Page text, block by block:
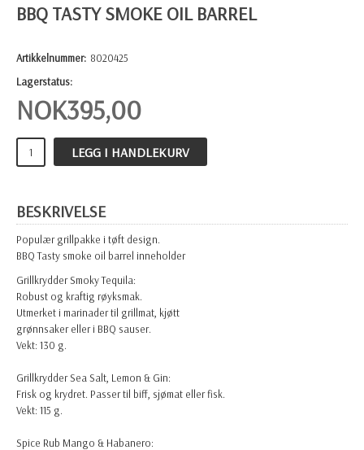
BBQ TASTY SMOKE OIL BARREL
Artikkelnummer: 8020425
Lagerstatus:
NOK395,00
LEGG I HANDLEKURV
BESKRIVELSE
Populær grillpakke i tøft design.
BBQ Tasty smoke oil barrel inneholder
Grillkrydder Smoky Tequila:
Robust og kraftig røyksmak.
Utmerket i marinader til grillmat, kjøtt
grønnsaker eller i BBQ sauser.
Vekt: 130 g.
Grillkrydder Sea Salt, Lemon & Gin:
Frisk og krydret. Passer til biff, sjømat eller fisk.
Vekt: 115 g.
Spice Rub Mango & Habanero: